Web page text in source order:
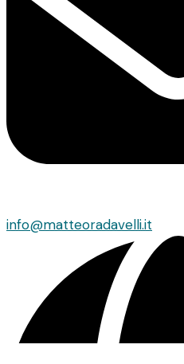
info@matteoradavelli.it